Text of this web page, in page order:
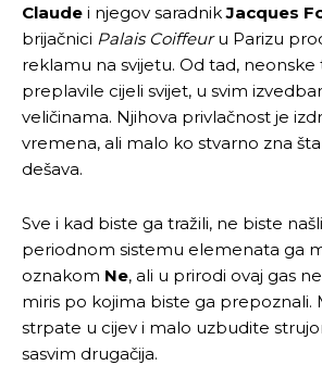
Claude i njegov saradnikJacques
brijačnici Palais Coiffeuru Parizu
reklamu na svijetu. Od tad, neonske
preplavile cijeli svijet, u svim
veličinama. Njihova privlačnost je
vremena, ali malo ko stvarno zna
dešava.
Sve i kad biste ga tražili, ne biste
periodnom sistemu elemenata ga
oznakom Ne, ali u prirodi ovaj gas
miris po kojima biste ga prepoznali.
strpate u cijev i malo uzbudite
sasvim drugačija.